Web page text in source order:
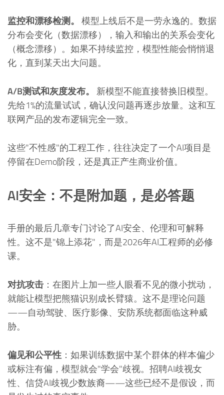
监控和漂移检测。 模型上线后不是一劳永逸的。数据
分布会变化（数据漂移），输入和输出的关系会变化
（概念漂移）。如果不持续监控，模型性能会悄悄退
化，直到某天出大问题。
A/B测试和灰度发布。 新模型不能直接替换旧模型。
先给1%的流量试试，确认没问题再逐步放量。这和互
联网产品的发布逻辑完全一致。
这些"不性感"的工程工作，往往决定了一个AI项目是
停留在Demo阶段，还是真正产生商业价值。
AI安全：不是附加题，是必答题
手册的最后几章专门讨论了AI安全、伦理和可解释
性。这不是"锦上添花"，而是2026年AI工程师的必修
课。
对抗攻击 ：在图片上加一些人眼看不见的微小扰动，
就能让模型把熊猫识别成长臂猿。这不是理论问题
——自动驾驶、医疗影像、安防系统都面临这种威
胁。
偏见和公平性 ：如果训练数据中某个群体的样本偏少
或标注有偏，模型就会"学会"歧视。招聘AI歧视女
性、信贷AI歧视少数族裔——这些已经不是假设，而